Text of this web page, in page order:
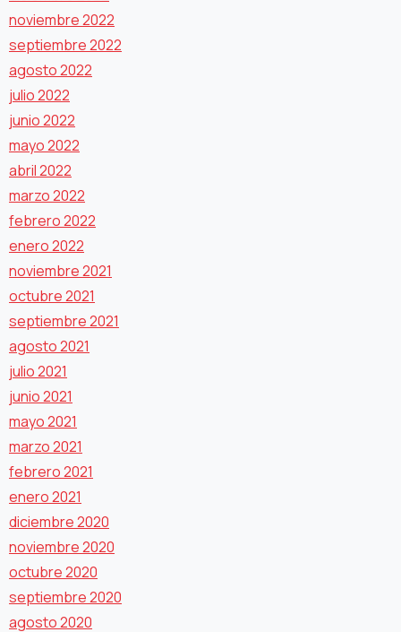
noviembre 2022
septiembre 2022
agosto 2022
julio 2022
junio 2022
mayo 2022
abril 2022
marzo 2022
febrero 2022
enero 2022
noviembre 2021
octubre 2021
septiembre 2021
agosto 2021
julio 2021
junio 2021
mayo 2021
marzo 2021
febrero 2021
enero 2021
diciembre 2020
noviembre 2020
octubre 2020
septiembre 2020
agosto 2020